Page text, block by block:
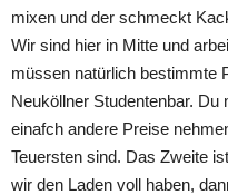
mixen und der schmeckt
Wir sind hier in Mitte und
müssen natürlich bestimmte
Neuköllner Studentenbar.
einafch andere Preise
Teuersten sind. Das Zweite
wir den Laden voll haben,